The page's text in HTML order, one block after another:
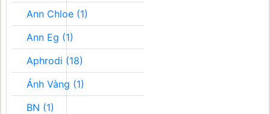
Ann Chloe (1)
Ann Eg (1)
Aphrodi (18)
Ánh Vàng (1)
BN (1)